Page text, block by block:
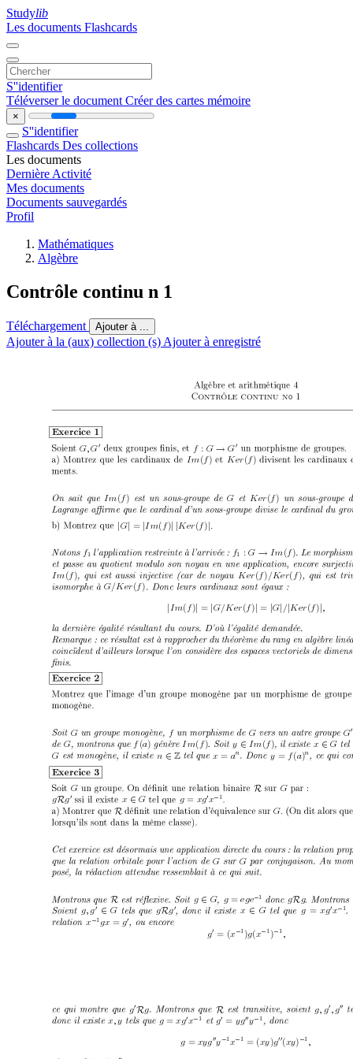
Studylib
Les documents Flashcards
S''identifier
Téléverser le document Créer des cartes mémoire
×
S''identifier
Flashcards Des collections
Les documents
Dernière Activité
Mes documents
Documents sauvegardés
Profil
Mathématiques
Algèbre
Contrôle continu n 1
Téléchargement Ajouter à ...
Ajouter à la (aux) collection (s) Ajouter à enregistré
◦
G, G 0 f : G→G 0
Im( f) Ker( f
Im( f)G Ker( f
G| = Im( f)| | Ker( f)
f 1 f : G → Im( f
Im( f) Ker( f)/Ker( f
G/Ker( f)
Im( f) |= |G/Ker( f) |= |G / |Ker( f) ,
G f G G
G f (a)Im( f) y ∈ Im( f) x ∈
G
n ∈ Zx= an y = f(a)n
G R G
gRg 0 x ∈ G g = xg0 x − 1
RG
G G
R g ∈ G g = ege − 1 gR
g, g 0 ∈G gRg 0 x ∈ G g = xg0 x − 1
x 1 gx = g0
g0 = (x 1 )g(x 1 ) 1 ,
g0Rg R g, g0 , g
x, y g =xg0 x 1 g0 = yg00 y 1
g =xyg 00y 1 x 1 = (xy)g00 (xy) 1 ,